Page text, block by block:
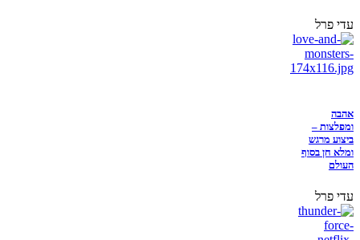
עדי פרל
אהבה
ומפלצות –
ביצוע מרגש
ומלא חן בסוף
העולם
עדי פרל